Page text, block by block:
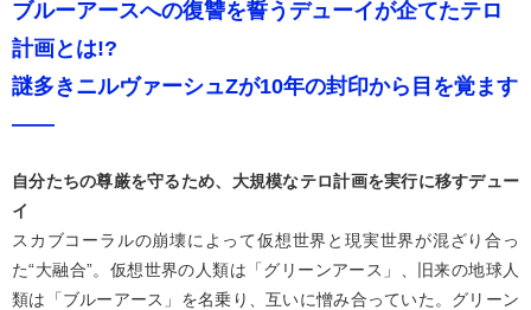
ブルーアースへの復讐を誓うデューイが企てたテロ
計画とは!?
謎多きニルヴァーシュZが10年の封印から目を覚ます
――
自分たちの尊厳を守るため、大規模なテロ計画を実行に移すデュー
イ
スカブコーラルの崩壊によって仮想世界と現実世界が混ざり合っ
た“大融合”。仮想世界の人類は「グリーンアース」、旧来の地球人
類は「ブルーアース」を名乗り、互いに憎み合っていた。グリーン